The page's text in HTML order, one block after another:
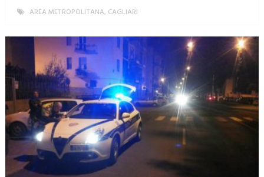
AREA METROPOLITANA, CAGLIARI